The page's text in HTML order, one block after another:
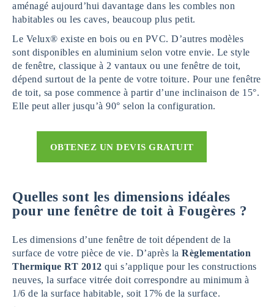
aménagé aujourd’hui davantage dans les combles non
habitables ou les caves, beaucoup plus petit.
Le Velux® existe en bois ou en PVC. D’autres modèles
sont disponibles en aluminium selon votre envie. Le style
de fenêtre, classique à 2 vantaux ou une fenêtre de toit,
dépend surtout de la pente de votre toiture. Pour une fenêtre
de toit, sa pose commence à partir d’une inclinaison de 15°.
Elle peut aller jusqu’à 90° selon la configuration.
OBTENEZ UN DEVIS GRATUIT
Quelles sont les dimensions idéales
pour une fenêtre de toit à Fougères ?
Les dimensions d’une fenêtre de toit dépendent de la
surface de votre pièce de vie. D’après la Règlementation
Thermique RT 2012 qui s’applique pour les constructions
neuves, la surface vitrée doit correspondre au minimum à
1/6 de la surface habitable, soit 17% de la surface.